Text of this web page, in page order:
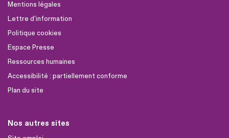
Mentions légales
Lettre d'information
Politique cookies
Espace Presse
Ressources humaines
Accessibilité : partiellement conforme
Plan du site
Nos autres sites